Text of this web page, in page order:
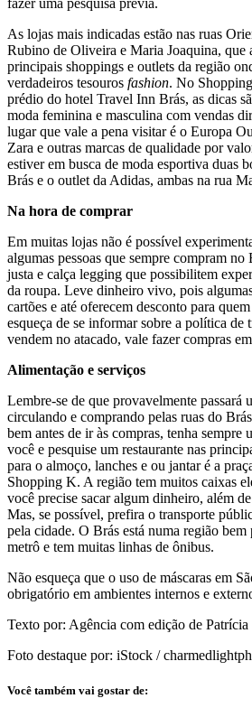
fazer uma pesquisa prévia.
As lojas mais indicadas estão nas ruas
Rubino de Oliveira e Maria Joaquina, que
principais shoppings e outlets da região
verdadeiros tesouros fashion. No
prédio do hotel Travel Inn Brás, as dicas
moda feminina e masculina com vendas
lugar que vale a pena visitar é o Europa
Zara e outras marcas de qualidade por
estiver em busca de moda esportiva duas
Brás e o outlet da Adidas, ambas na rua
Na hora de comprar
Em muitas lojas não é possível
algumas pessoas que sempre compram no
justa e calça legging que possibilitem
da roupa. Leve dinheiro vivo, pois
cartões e até oferecem desconto para
esqueça de se informar sobre a política de
vendem no atacado, vale fazer compras
Alimentação e serviços
Lembre-se de que provavelmente passará
circulando e comprando pelas ruas do
bem antes de ir às compras, tenha sempre
você e pesquise um restaurante nas
para o almoço, lanches e ou jantar é a
Shopping K. A região tem muitos caixas
você precise sacar algum dinheiro, além
Mas, se possível, prefira o transporte
pela cidade. O Brás está numa região bem
metrô e tem muitas linhas de ônibus.
Não esqueça que o uso de máscaras em
obrigatório em ambientes internos e
Texto por: Agência com edição de Patrícia
Foto destaque por: iStock / charmedlightph
Você também vai gostar de: